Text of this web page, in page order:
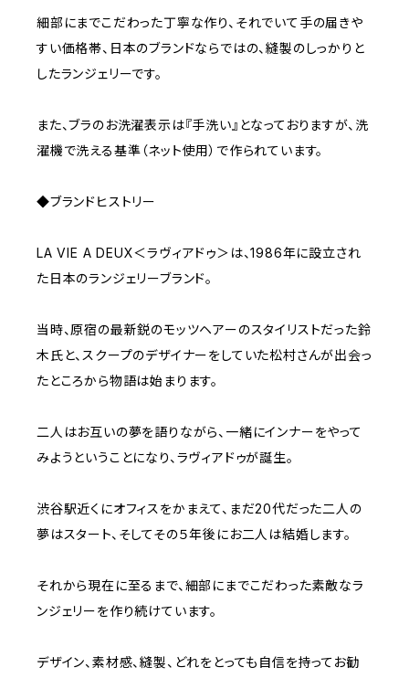
細部にまでこだわった丁寧な作り、それでいて手の届きや
すい価格帯、日本のブランドならではの、縫製のしっかりと
したランジェリーです。
また、ブラのお洗濯表示は『手洗い』となっておりますが、洗
濯機で洗える基準（ネット使用）で作られています。
◆ブランドヒストリー
LA VIE A DEUX＜ラヴィアドゥ＞は、1986年に設立され
た日本のランジェリーブランド。
当時、原宿の最新鋭のモッツヘアーのスタイリストだった鈴
木氏と、スクープのデザイナーをしていた松村さんが出会っ
たところから物語は始まります。
二人はお互いの夢を語りながら、一緒にインナーをやって
みようということになり、ラヴィアドゥが誕生。
渋谷駅近くにオフィスをかまえて、まだ20代だった二人の
夢はスタート、そしてその５年後にお二人は結婚します。
それから現在に至るまで、細部にまでこだわった素敵なラ
ンジェリーを作り続けています。
デザイン、素材感、縫製、どれをとっても自信を持ってお勧